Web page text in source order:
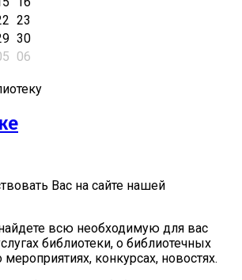
23
30
06
Вас на сайте нашей
всю необходимую для вас
библиотеки, о библиотечных
мероприятиях, конкурсах, новостях.